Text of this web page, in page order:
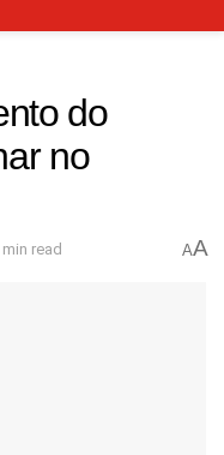
do
no
read AA